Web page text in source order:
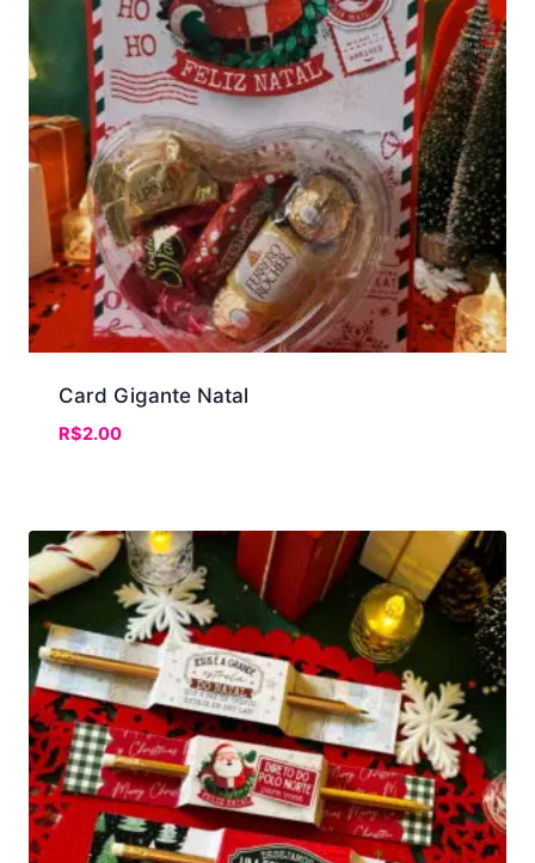
Card Gigante Natal
R$2.00